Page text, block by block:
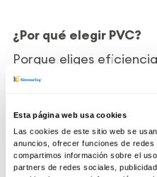
Esta página web usa cookies
Las cookies de este sitio web se
anuncios, ofrecer funciones de redes
compartimos información sobre el
partners de redes sociales,
¿Por qué elegir PVC?
Porque eliges
seguridad. No dejes
valor de tu hogar.